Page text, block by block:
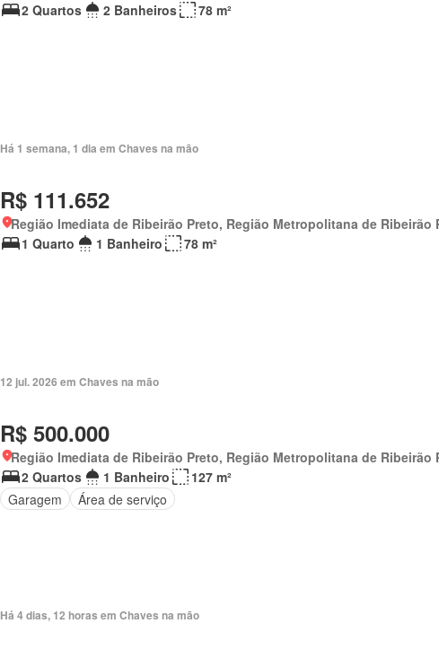
2 Quartos
2 Banheiros 78 m²
Há 1 semana, 1 dia em Chaves na mão
R$ 111.652
Região Imediata de Ribeirão Preto, Região Metropolitana de Ribeirão
1 Quarto
1 Banheiro 78 m²
12 jul. 2026 em Chaves na mão
R$ 500.000
Região Imediata de Ribeirão Preto, Região Metropolitana de Ribeirão
2 Quartos
1 Banheiro
127 m²
Garagem
Área de serviço
Há 4 dias, 12 horas em Chaves na mão